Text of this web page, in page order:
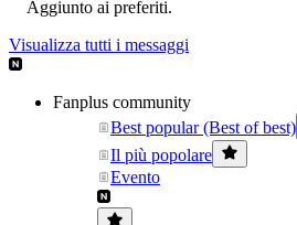
Aggiunto ai preferiti.
Visualizza tutti i messaggi
Fanplus community
Best popular (Best of best)
Il più popolare
Evento